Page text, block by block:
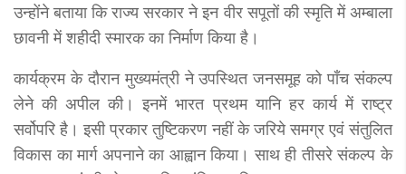
उन्होंने बताया कि राज्य सरकार ने इन वीर सपूतों की स्मृति में अम्बाला
छावनी में शहीदी स्मारक का निर्माण किया है।
कार्यक्रम के दौरान मुख्यमंत्री ने उपस्थित जनसमूह को पाँच संकल्प
लेने की अपील की। इनमें भारत प्रथम यानि हर कार्य में राष्ट्र
सर्वोपरि है। इसी प्रकार तुष्टिकरण नहीं के जरिये समग्र एवं संतुलित
विकास का मार्ग अपनाने का आह्वान किया। साथ ही तीसरे संकल्प के